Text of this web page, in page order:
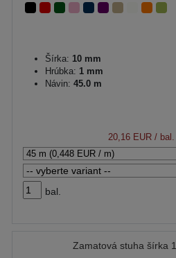
Šírka: 10 mm
Hrúbka: 1 mm
Návin: 45.0 m
20,16 EUR/ bal.
bal.
Zamatová stuha šírka